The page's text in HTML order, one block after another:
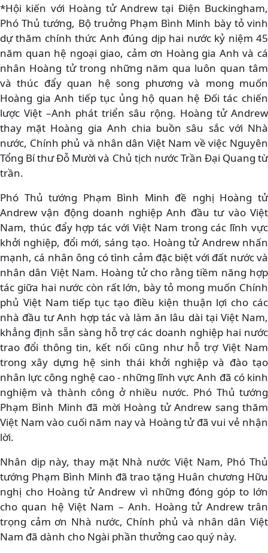
*Hội kiến với Hoàng tử Andrew tại Điện Buckingham,
Phó Thủ tướng, Bộ truởng Phạm Bình Minh bày tỏ vinh
dự thăm chính thức Anh đúng dịp hai nước kỷ niệm 45
năm quan hệ ngoại giao, cảm ơn Hoàng gia Anh và cá
nhân Hoàng tử trong những năm qua luôn quan tâm
và thúc đẩy quan hệ song phương và mong muốn
Hoàng gia Anh tiếp tục ủng hộ quan hệ Đối tác chiến
lược Việt –Anh phát triển sâu rộng. Hoàng tử Andrew
thay mặt Hoàng gia Anh chia buồn sâu sắc với Nhà
nước, Chính phủ và nhân dân Việt Nam về việc Nguyên
Tổng Bí thư Đỗ Mười và Chủ tịch nước Trần Đại Quang từ
trần.
Phó Thủ tướng Phạm Bình Minh đề nghị Hoàng tử
Andrew vận động doanh nghiệp Anh đầu tư vào Việt
Nam, thúc đẩy hợp tác với Việt Nam trong các lĩnh vực
khởi nghiệp, đổi mới, sáng tạo. Hoàng tử Andrew nhấn
mạnh, cá nhân ông có tình cảm đặc biệt với đất nước và
nhân dân Việt Nam. Hoàng tử cho rằng tiềm năng hợp
tác giữa hai nước còn rất lớn, bày tỏ mong muốn Chính
phủ Việt Nam tiếp tục tạo điều kiện thuận lợi cho các
nhà đầu tư Anh hợp tác và làm ăn lâu dài tại Việt Nam,
khẳng định sẵn sàng hỗ trợ các doanh nghiệp hai nước
trao đổi thông tin, kết nối cũng như hỗ trợ Việt Nam
trong xây dựng hệ sinh thái khởi nghiệp và đào tạo
nhân lực công nghệ cao - những lĩnh vực Anh đã có kinh
nghiệm và thành công ở nhiều nước. Phó Thủ tướng
Phạm Bình Minh đã mời Hoàng tử Andrew sang thăm
Việt Nam vào cuối năm nay và Hoàng tử đã vui vẻ nhận
lời.
Nhân dịp này, thay mặt Nhà nước Việt Nam, Phó Thủ
tướng Phạm Bình Minh đã trao tặng Huân chương Hữu
nghị cho Hoàng tử Andrew vì những đóng góp to lớn
cho quan hệ Việt Nam – Anh. Hoàng tử Andrew trân
trọng cảm ơn Nhà nước, Chính phủ và nhân dân Việt
Nam đã dành cho Ngài phần thưởng cao quý này.